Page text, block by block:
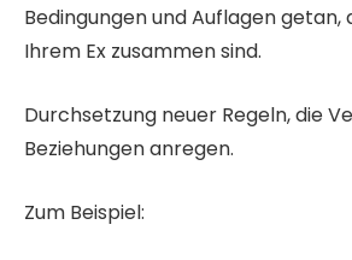
Bedingungen und Auflagen getan,
Ihrem Ex zusammen sind.
Durchsetzung neuer Regeln, die
Beziehungen anregen.
Zum Beispiel: